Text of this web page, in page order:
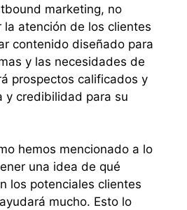
marketing, no
la atención de los clientes
contenido diseñado para
y las necesidades de
prospectos calificados y
y credibilidad para su
hemos mencionado a lo
una idea de qué
los potenciales clientes
mucho. Esto lo